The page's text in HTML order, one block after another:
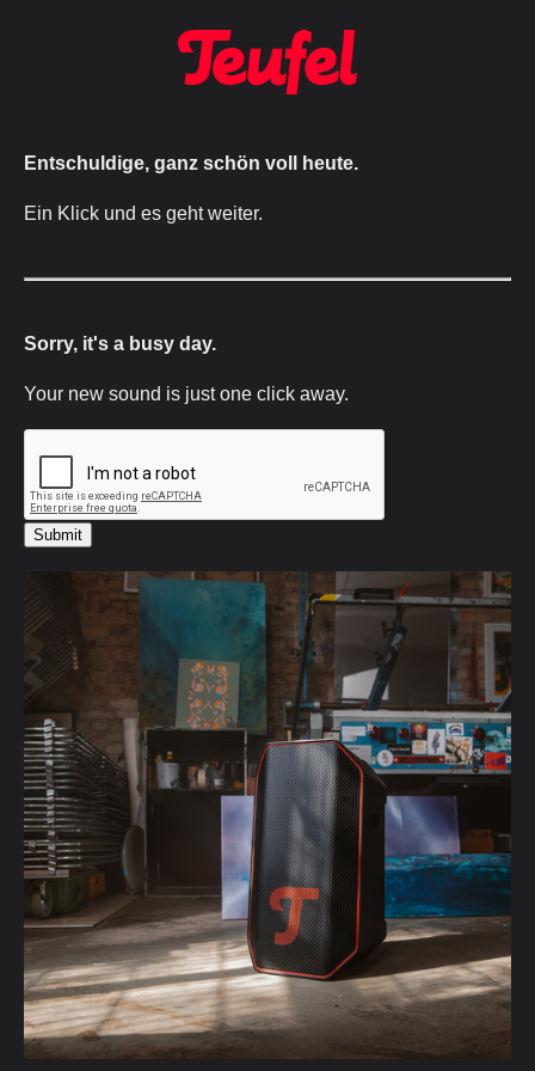
Entschuldige, ganz schön voll heute.
Ein Klick und es geht weiter.
Sorry, it's a busy day.
Your new sound is just one click away.